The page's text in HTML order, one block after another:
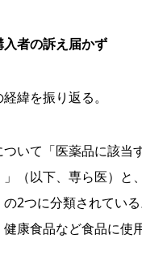
者の訴え届かず
緯を振り返る。
いて「医薬品に該当
（以下、専ら医）
2つに分類されてい
康食品など食品に使